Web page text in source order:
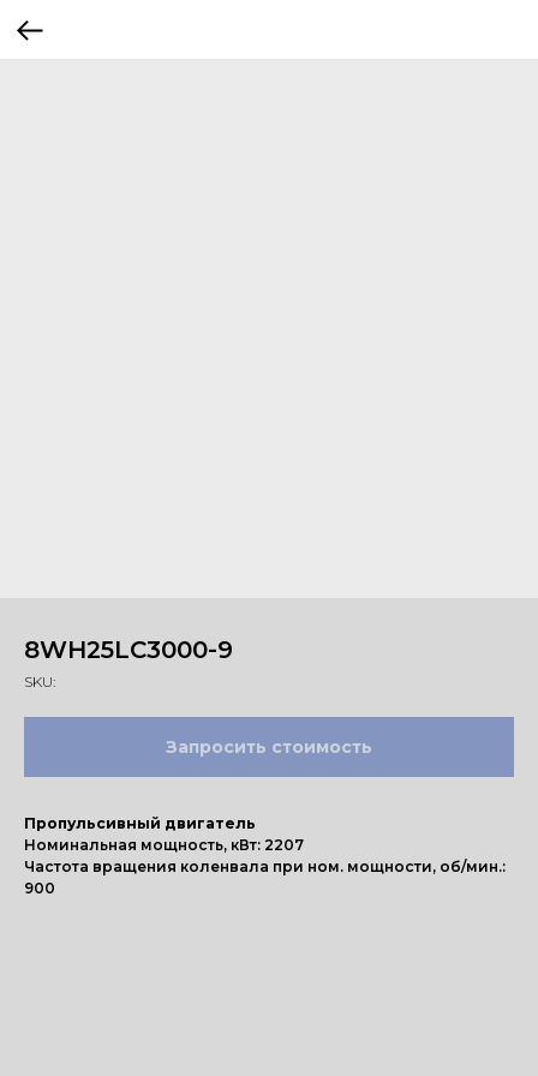
8WH25LC3000-9
SKU:
Запросить стоимость
Пропульсивный двигатель
Номинальная мощность, кВт: 2207
Частота вращения коленвала при ном. мощности, об/мин.:
900